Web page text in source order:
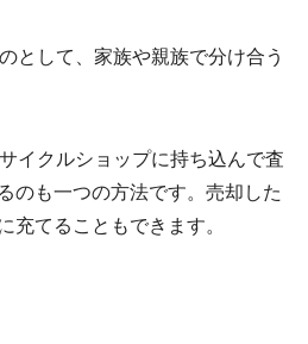
として、家族や親族で分け合う
イクルショップに持ち込んで査
のも一つの方法です。売却した
充てることもできます。